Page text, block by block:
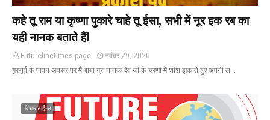
कहे तू राम या कृष्णा पुकारे चाहे तू ईसा, सभी में नूर इक रब का
यही नानक बताते हैंl
Futurelinetimes.page
नवंबर 29, 2020
गुरुपूर्व के पावन अवसर पर मैं बाबा गुरु नानक देव जी के चरणों में शीश झुकाते हुए अपनी ल…
विचार टाईम्स